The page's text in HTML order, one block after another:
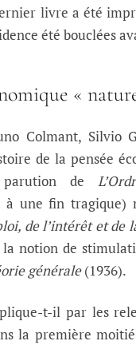
livre a été
été bouclées
«
Colmant, Silvio
de la pensée
de
à une fin tragique)
de l’intérêt et de
notion de
générale(1936).
t-il par les
la première